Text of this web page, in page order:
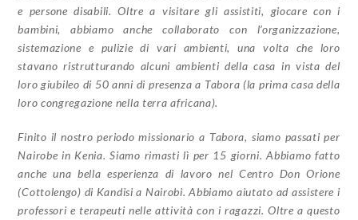
e persone disabili. Oltre a visitare gli assistiti, giocare con i
bambini, abbiamo anche collaborato con l’organizzazione,
sistemazione e pulizie di vari ambienti, una volta che loro
stavano ristrutturando alcuni ambienti della casa in vista del
loro giubileo di 50 anni di presenza a Tabora (la prima casa della
loro congregazione nella terra africana).
Finito il nostro periodo missionario a Tabora, siamo passati per
Nairobe in Kenia. Siamo rimasti lì per 15 giorni. Abbiamo fatto
anche una bella esperienza di lavoro nel Centro Don Orione
(Cottolengo) di Kandisi a Nairobi. Abbiamo aiutato ad assistere i
professori e terapeuti nelle attività con i ragazzi. Oltre a questo